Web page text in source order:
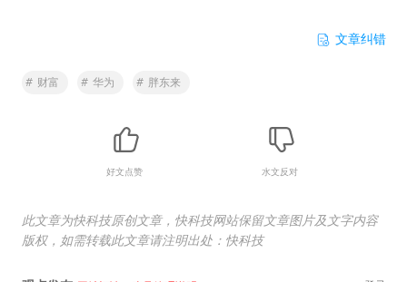
文章纠错
# 财富 # 华为 # 胖东来
好文点赞 水文反对
此文章为快科技原创文章，快科技网站保留文章图片及文字内容
版权，如需转载此文章请注明出处：快科技